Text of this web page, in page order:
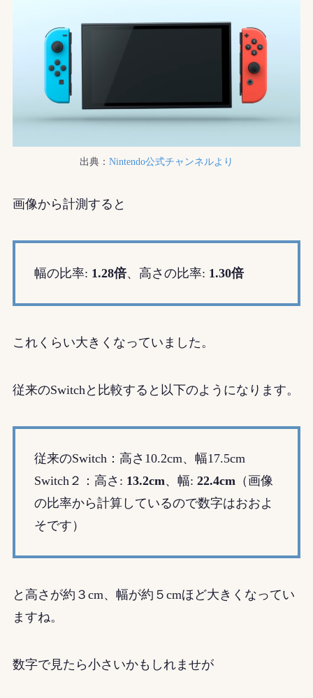
出典： Nintendo公式チャンネルより
画像から計測すると
幅の比率: 1.28倍、高さの比率: 1.30倍
これくらい大きくなっていました。
従来のSwitchと比較すると以下のようになります。
従来のSwitch：高さ10.2cm、幅17.5cm
Switch２：高さ: 13.2cm、幅: 22.4cm（画像
の比率から計算しているので数字はおおよ
そです）
と高さが約３cm、幅が約５cmほど大きくなってい
ますね。
数字で見たら小さいかもしれませが